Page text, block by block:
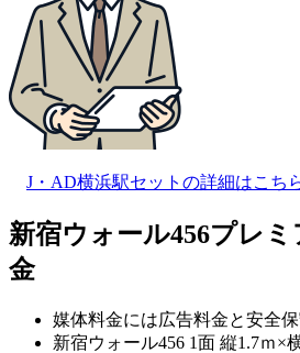
J・AD横浜駅セットの詳細はこち
新宿ウォール456プレ
金
媒体料金には広告料金と安全
新宿ウォール456 1面 縦1.7ｍ×